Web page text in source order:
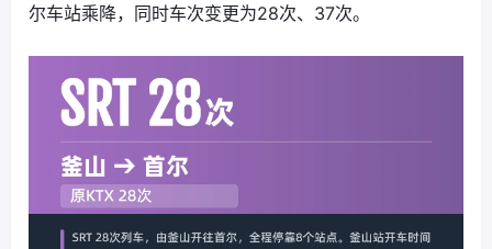
尔车站乘降，同时车次变更为28次、37次。